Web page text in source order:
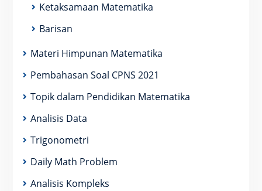
Ketaksamaan Matematika
Barisan
Materi Himpunan Matematika
Pembahasan Soal CPNS 2021
Topik dalam Pendidikan Matematika
Analisis Data
Trigonometri
Daily Math Problem
Analisis Kompleks